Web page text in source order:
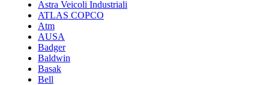
Astra Veicoli Industriali
ATLAS COPCO
Atm
AUSA
Badger
Baldwin
Basak
Bell